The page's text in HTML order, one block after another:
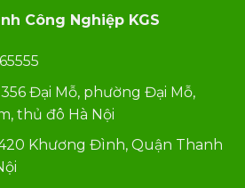
Công Nghiệp KGS
Đại Mỗ, phường Đại Mỗ,
thủ đô Hà Nội
Khương Đình, Quận Thanh